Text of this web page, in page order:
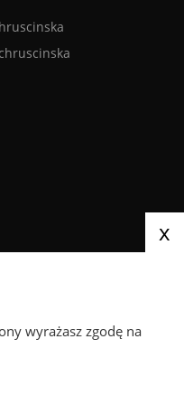
wyrażasz zgodę na
x